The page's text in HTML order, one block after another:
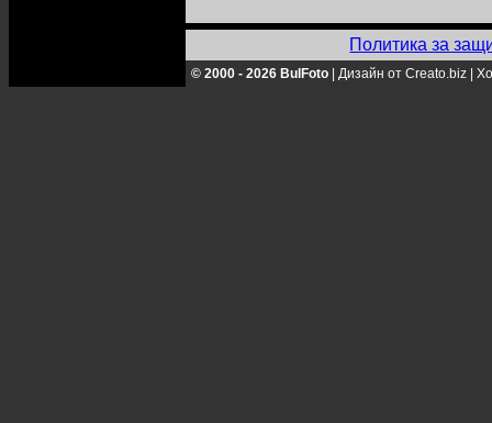
Политика за
© 2000 - 2026 BulFoto Дизайн от Creato.biz